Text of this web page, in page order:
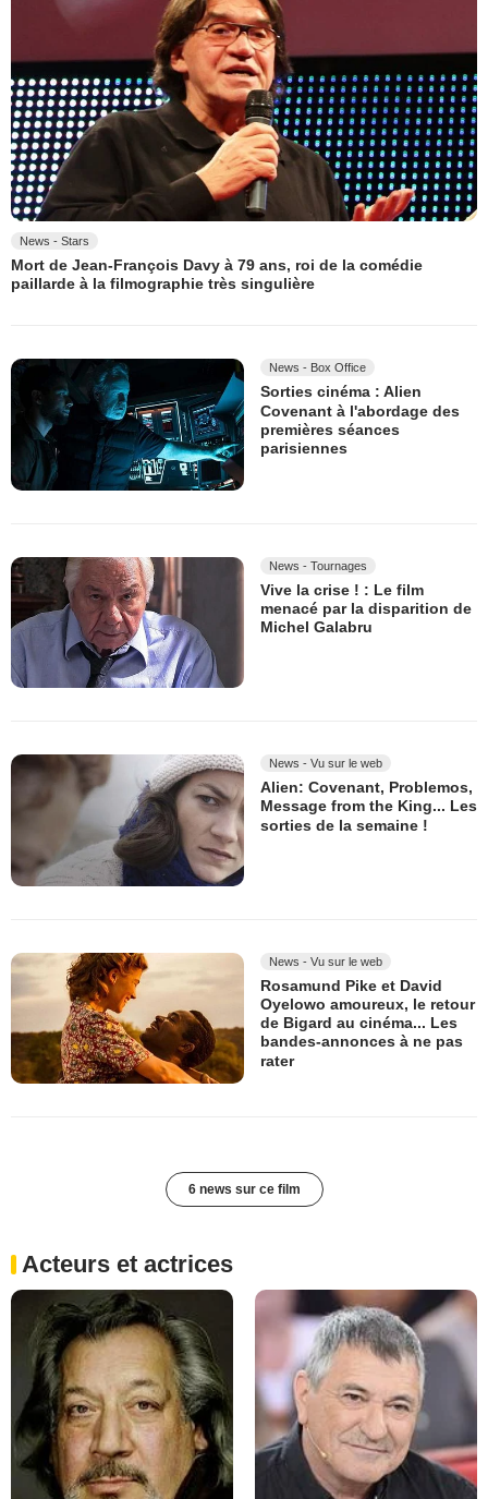
News - Stars
Mort de Jean-François Davy à 79 ans, roi de la comédie
paillarde à la filmographie très singulière
News - Box Office
Sorties cinéma : Alien
Covenant à l'abordage des
premières séances
parisiennes
News - Tournages
Vive la crise ! : Le film
menacé par la disparition de
Michel Galabru
News - Vu sur le web
Alien: Covenant, Problemos,
Message from the King... Les
sorties de la semaine !
News - Vu sur le web
Rosamund Pike et David
Oyelowo amoureux, le retour
de Bigard au cinéma... Les
bandes-annonces à ne pas
rater
6 news sur ce film
Acteurs et actrices